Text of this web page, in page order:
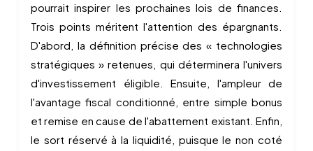
pourrait inspirer les prochaines lois de finances.
Trois points méritent l'attention des épargnants.
D'abord, la définition précise des « technologies
stratégiques » retenues, qui déterminera l'univers
d'investissement éligible. Ensuite, l'ampleur de
l'avantage fiscal conditionné, entre simple bonus
et remise en cause de l'abattement existant. Enfin,
le sort réservé à la liquidité, puisque le non coté